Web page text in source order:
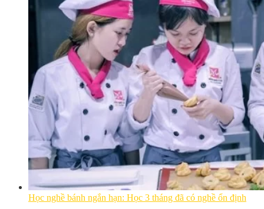
Học nghề bánh ngắn hạn: Học 3 tháng đã có nghề ổn định